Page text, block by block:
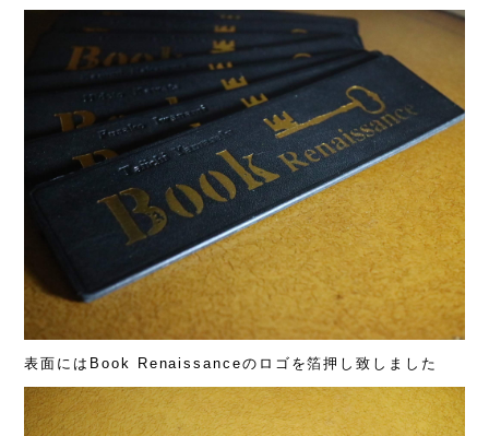
表面にはBook Renaissanceのロゴを箔押し致しました